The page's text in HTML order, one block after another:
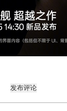
发布评论